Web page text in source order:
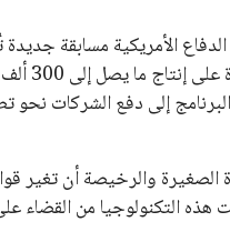
الأمريكية مسابقة جديدة
على مدار
مليار دولار. يهدف هذا البرنامج إلى دفع
والرخيصة أن تغير
هذه التكنولوجيا من القضاء